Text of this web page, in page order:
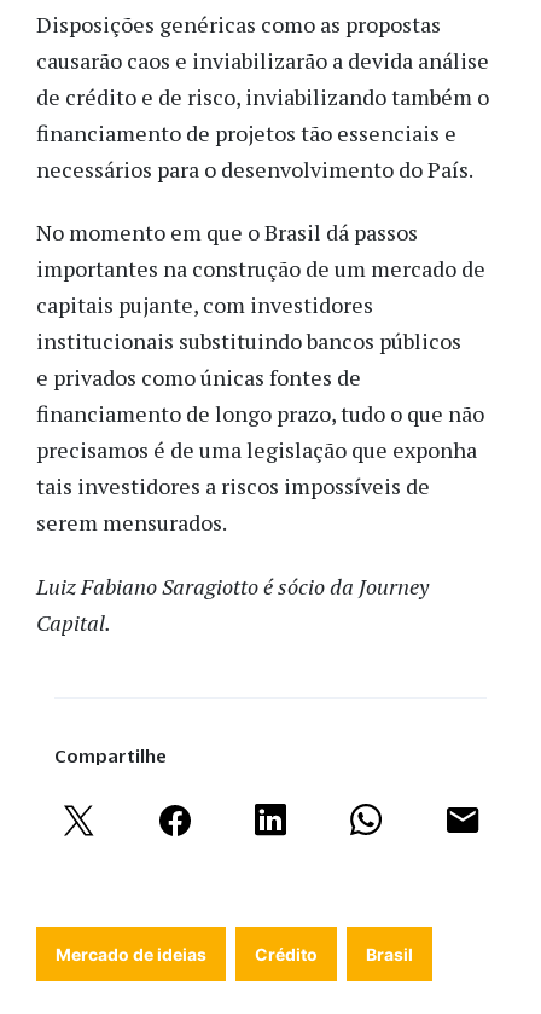
Disposições genéricas como as propostas
causarão caos e inviabilizarão a devida análise
de crédito e de risco, inviabilizando também o
financiamento de projetos tão essenciais e
necessários para o desenvolvimento do País.
No momento em que o Brasil dá passos
importantes na construção de um mercado de
capitais pujante, com investidores
institucionais substituindo bancos públicos
e privados como únicas fontes de
financiamento de longo prazo, tudo o que não
precisamos é de uma legislação que exponha
tais investidores a riscos impossíveis de
serem mensurados.
Luiz Fabiano Saragiotto é sócio da Journey
Capital.
Compartilhe
Mercado de ideias Crédito Brasil